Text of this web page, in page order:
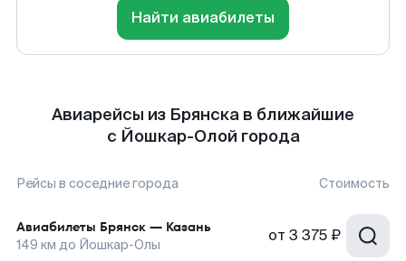
Найти авиабилеты
Авиарейсы из Брянска в ближайшие
с Йошкар-Олой города
Рейсы в соседние города Стоимость
Авиабилеты Брянск — Казань
149 км до Йошкар-Олы от 3 375 ₽